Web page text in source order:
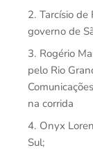
Tarcísio de
governo de
Rogério
pelo Rio
na corrida
Onyx
Sul;